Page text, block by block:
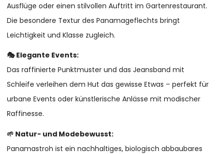
Ausflüge oder einen stilvollen Auftritt im Gartenrestaurant.
Die besondere Textur des Panamageflechts bringt
Leichtigkeit und Klasse zugleich.
🎭 Elegante Events:
Das raffinierte Punktmuster und das Jeansband mit
Schleife verleihen dem Hut das gewisse Etwas – perfekt für
urbane Events oder künstlerische Anlässe mit modischer
Raffinesse.
🌱 Natur- und Modebewusst:
Panamastroh ist ein nachhaltiges, biologisch abbaubares